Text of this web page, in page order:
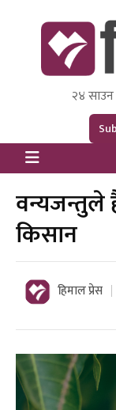
Himal Press
Dot २४
वन्यजन्तुले
किसान
हिमाल प्रेस